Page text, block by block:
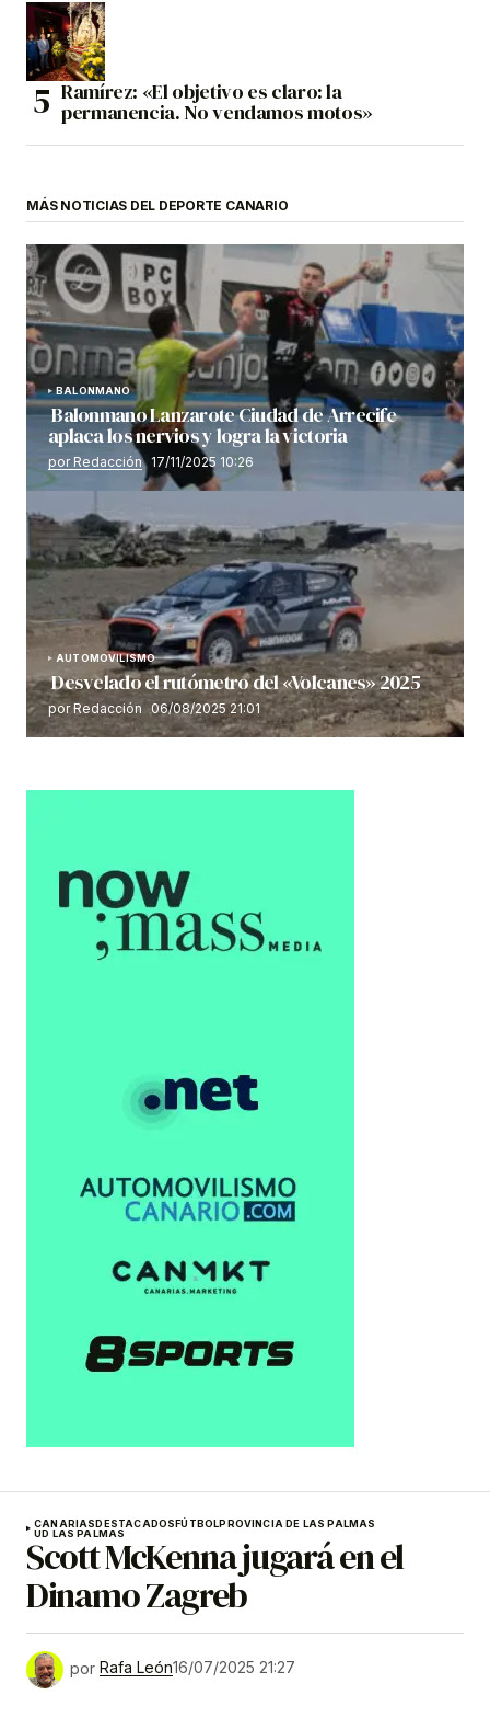
Ramírez: «El objetivo es claro: la
permanencia. No vendamos motos»
MÁS NOTICIAS DEL DEPORTE CANARIO
BALONMANO
Balonmano Lanzarote Ciudad de Arrecife
aplaca los nervios y logra la victoria
por Redacción 17/11/2025 10:26
AUTOMOVILISMO
Desvelado el rutómetro del «Volcanes» 2025
por Redacción 06/08/2025 21:01
CANARIASDESTACADOSFÚTBOLPROVINCIA DE LAS PALMAS
UD LAS PALMAS
Scott McKenna jugará en el
Dinamo Zagreb
por Rafa León16/07/2025 21:27